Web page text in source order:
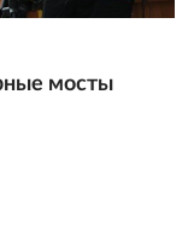
мосты